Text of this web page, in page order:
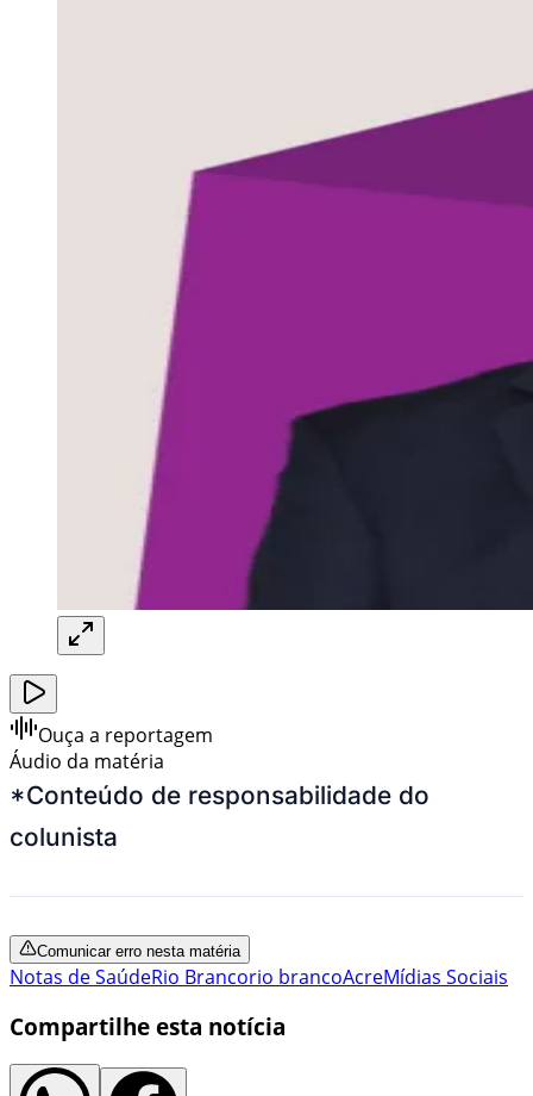
Ouça a reportagem
Áudio da matéria
*Conteúdo de responsabilidade do
colunista
Comunicar erro nesta matéria
Notas de SaúdeRio Brancorio brancoAcreMídias Sociais
Compartilhe esta notícia